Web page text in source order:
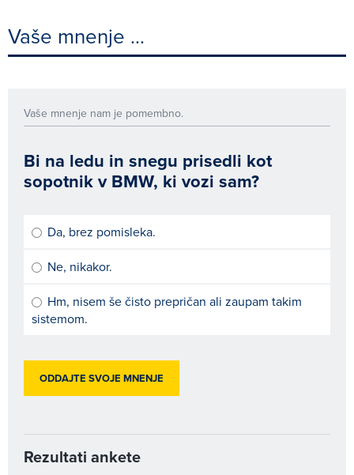
Vaše mnenje ...
Vaše mnenje nam je pomembno.
Bi na ledu in snegu prisedli kot
sopotnik v BMW, ki vozi sam?
Da, brez pomisleka.
Ne, nikakor.
Hm, nisem še čisto prepričan ali zaupam takim
sistemom.
Rezultati ankete